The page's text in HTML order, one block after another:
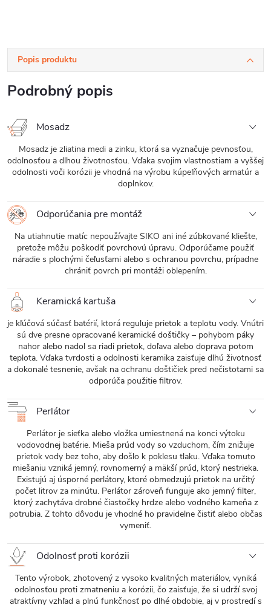
Popis produktu
Podrobný popis
Mosadz
Mosadz je zliatina medi a zinku, ktorá sa vyznačuje pevnosťou,
odolnosťou a dlhou životnosťou. Vďaka svojim vlastnostiam a vyššej
odolnosti voči korózii je vhodná na výrobu kúpeľňových armatúr a
doplnkov.
Odporúčania pre montáž
Na utiahnutie matíc nepoužívajte SIKO ani iné zúbkované kliešte,
pretože môžu poškodiť povrchovú úpravu. Odporúčame použiť
náradie s plochými čeľusťami alebo s ochranou povrchu, prípadne
chrániť povrch pri montáži oblepením.
Keramická kartuša
je kľúčová súčasť batérií, ktorá reguluje prietok a teplotu vody. Vnútri
sú dve presne opracované keramické doštičky – pohybom páky
nahor alebo nadol sa riadi prietok, doľava alebo doprava potom
teplota. Vďaka tvrdosti a odolnosti keramika zaisťuje dlhú životnosť
a dokonalé tesnenie, avšak na ochranu doštičiek pred nečistotami sa
odporúča použitie filtrov.
Perlátor
Perlátor je sieťka alebo vložka umiestnená na konci výtoku
vodovodnej batérie. Mieša prúd vody so vzduchom, čím znižuje
prietok vody bez toho, aby došlo k poklesu tlaku. Vďaka tomuto
miešaniu vzniká jemný, rovnomerný a mäkší prúd, ktorý nestrieka.
Existujú aj úsporné perlátory, ktoré obmedzujú prietok na určitý
počet litrov za minútu. Perlátor zároveň funguje ako jemný filter,
ktorý zachytáva drobné čiastočky hrdze alebo vodného kameňa z
potrubia. Z tohto dôvodu je vhodné ho pravidelne čistiť alebo občas
vymeniť.
Odolnosť proti korózii
Tento výrobok, zhotovený z vysoko kvalitných materiálov, vyniká
odolnosťou proti zmatneniu a korózii, čo zaisťuje, že si udrží svoj
atraktívny vzhľad a plnú funkčnosť po dlhé obdobie, aj v prostredí s